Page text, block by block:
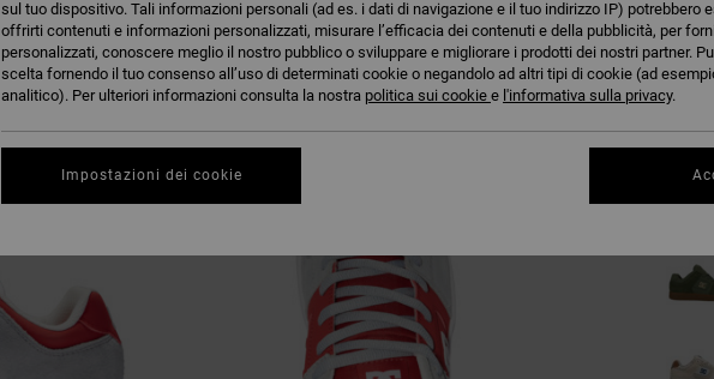
sul tuo dispositivo. Tali informazioni personali (ad es. i dati di navigazione e il tuo indirizzo IP) potrebbero
offrirti contenuti e informazioni personalizzati, misurare l’efficacia dei contenuti e della pubblicità, per
personalizzati, conoscere meglio il nostro pubblico o sviluppare e migliorare i prodotti dei nostri partner.
scelta fornendo il tuo consenso all’uso di determinati cookie o negandolo ad altri tipi di cookie (ad
analitico). Per ulteriori informazioni consulta la nostra politica sui cookie e l'informativa sulla privacy.
Impostazioni dei cookie